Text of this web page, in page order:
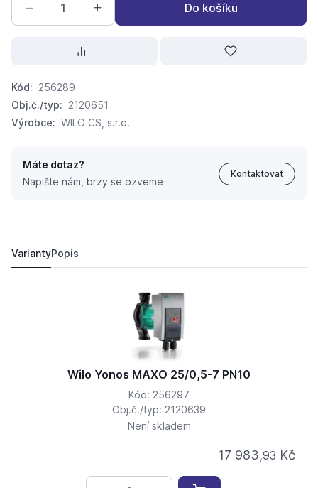
Do košíku
Kód: 256289
Obj.č./typ: 2120651
Výrobce: WILO CS, s.r.o.
Máte dotaz?
Napište nám, brzy se ozveme
Kontaktovat
VariantyPopis
Wilo Yonos MAXO 25/0,5-7 PN10
Kód: 256297
Obj.č./typ: 2120639
Není skladem
17 983,93 Kč